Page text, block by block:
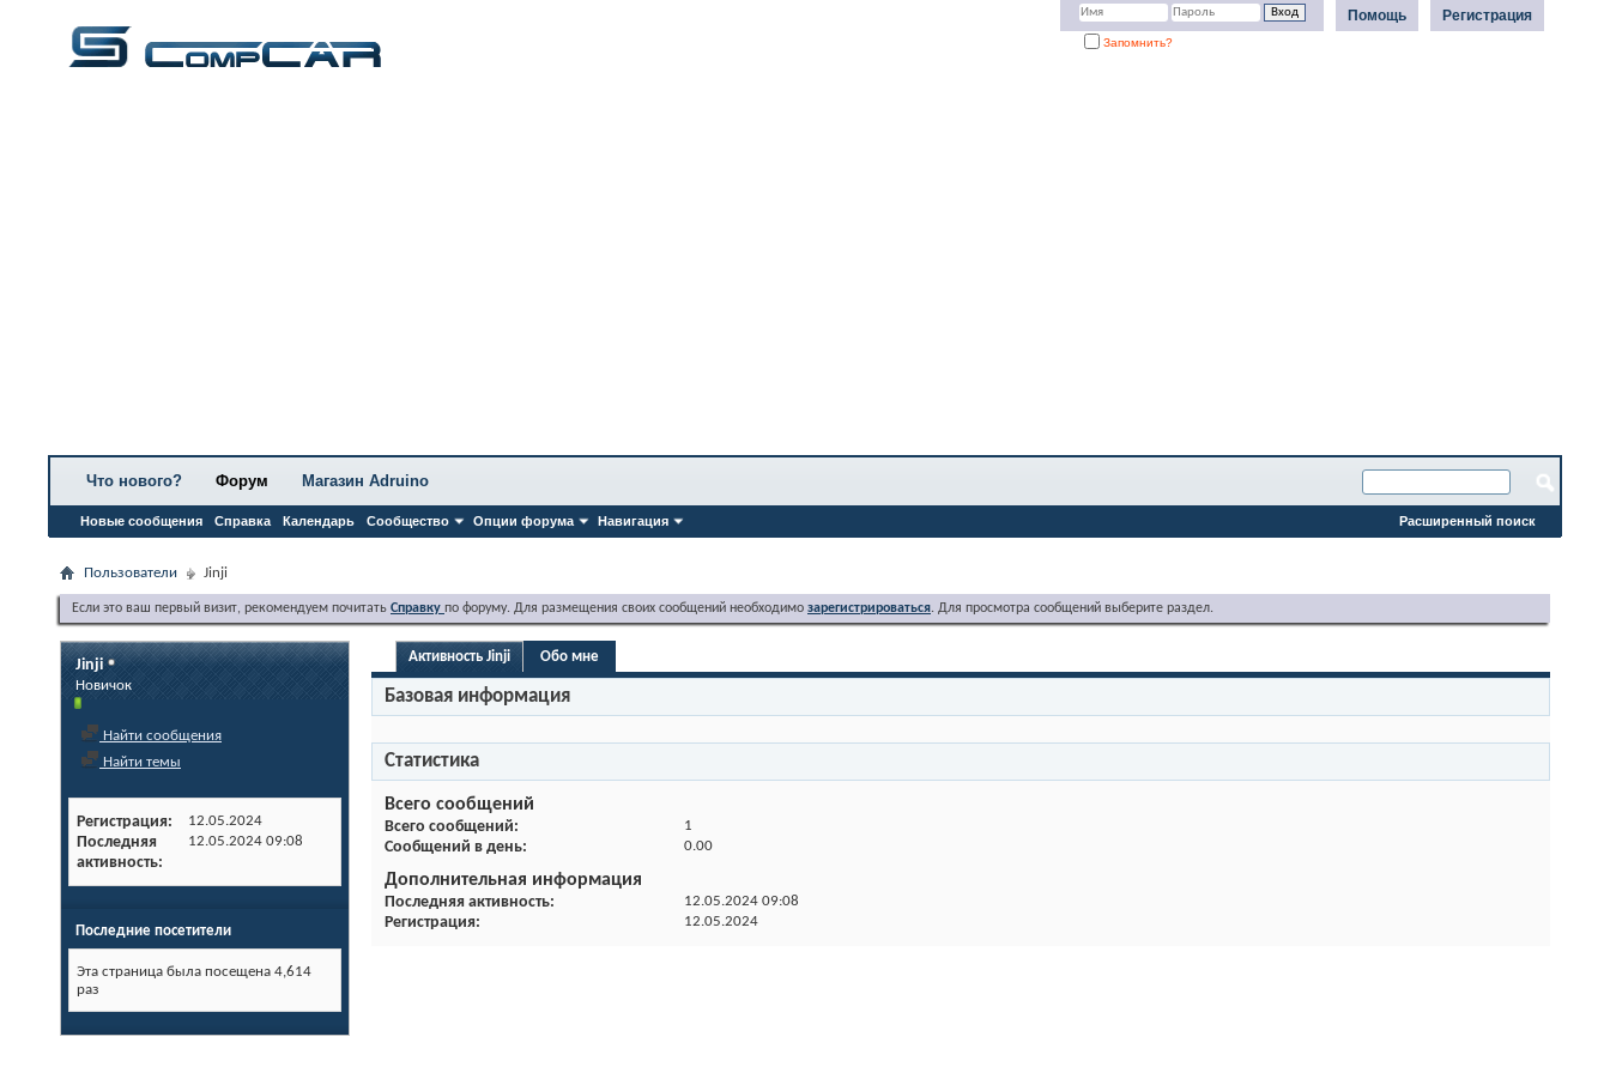
Регистрация
Помощь
Запомнить?
Что нового? Форум
Новые сообщения Справка Календарь Сообщество Опции форума Навигация
Магазин Adruino
Расширенный поиск
Пользователи Jinji
Если это ваш первый визит, рекомендуем почитать Справку по форуму. Для размещения своих сообщений необходимо зарегистрироваться. Для просмотра сообщений выберите раздел.
Jinji
Новичок
Найти сообщения
Найти темы
Регистрация 12.05.2024
Последняя
активность
12.05.2024 09:08
Последние посетители
Эта страница была посещена 4,614
раз
Активность Jinji Обо мне
Базовая информация
Статистика
Всего сообщений
Всего сообщений 1
Сообщений в день 0.00
Дополнительная информация
Последняя активность 12.05.2024 09:08
Регистрация 12.05.2024